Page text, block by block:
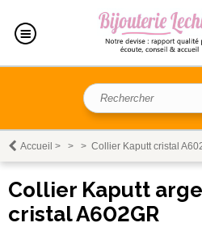
Accueil > > > Collier Kaputt cristal
Collier Kaputt
cristal A602GR